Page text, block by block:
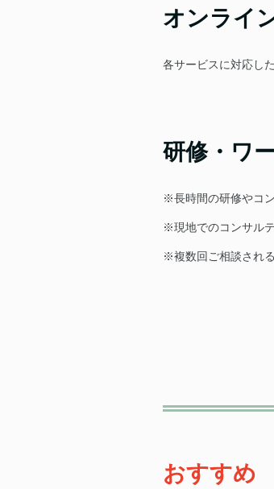
オンライ
各サービスに対応し
研修・ワ
※長時間の研修やコ
※現地でのコンサル
※複数回ご相談され
おすすめ